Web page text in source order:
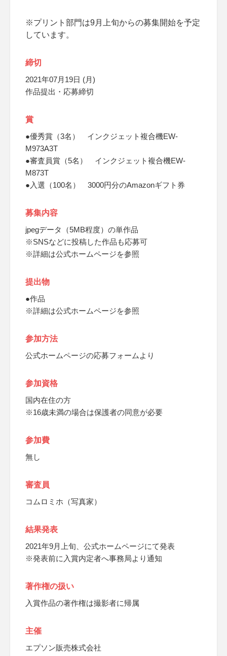
※プリント部門は9月上旬からの募集開始を予定
しています。
締切
2021年07月19日 (月)
作品提出・応募締切
賞
●優秀賞（3名） インクジェット複合機EW-
M973A3T
●審査員賞（5名） インクジェット複合機EW-
M873T
●入選（100名） 3000円分のAmazonギフト券
募集内容
jpegデータ（5MB程度）の単作品
※SNSなどに投稿した作品も応募可
※詳細は公式ホームページを参照
提出物
●作品
※詳細は公式ホームページを参照
参加方法
公式ホームページの応募フォームより
参加資格
国内在住の方
※16歳未満の場合は保護者の同意が必要
参加費
無し
審査員
コムロミホ（写真家）
結果発表
2021年9月上旬、公式ホームページにて発表
※発表前に入賞内定者へ事務局より通知
著作権の扱い
入賞作品の著作権は撮影者に帰属
主催
エプソン販売株式会社